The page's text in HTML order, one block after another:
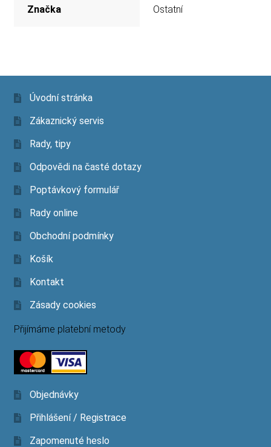
Značka Ostatní
Úvodní stránka
Zákaznický servis
Rady, tipy
Odpovědi na časté dotazy
Poptávkový formulář
Rady online
Obchodní podmínky
Košík
Kontakt
Zásady cookies
Přijímáme platební metody
Objednávky
Přihlášení / Registrace
Zapomenuté heslo